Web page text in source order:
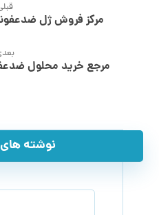
مرکز فروش ژل
مرجع خرید محلول
نوشته